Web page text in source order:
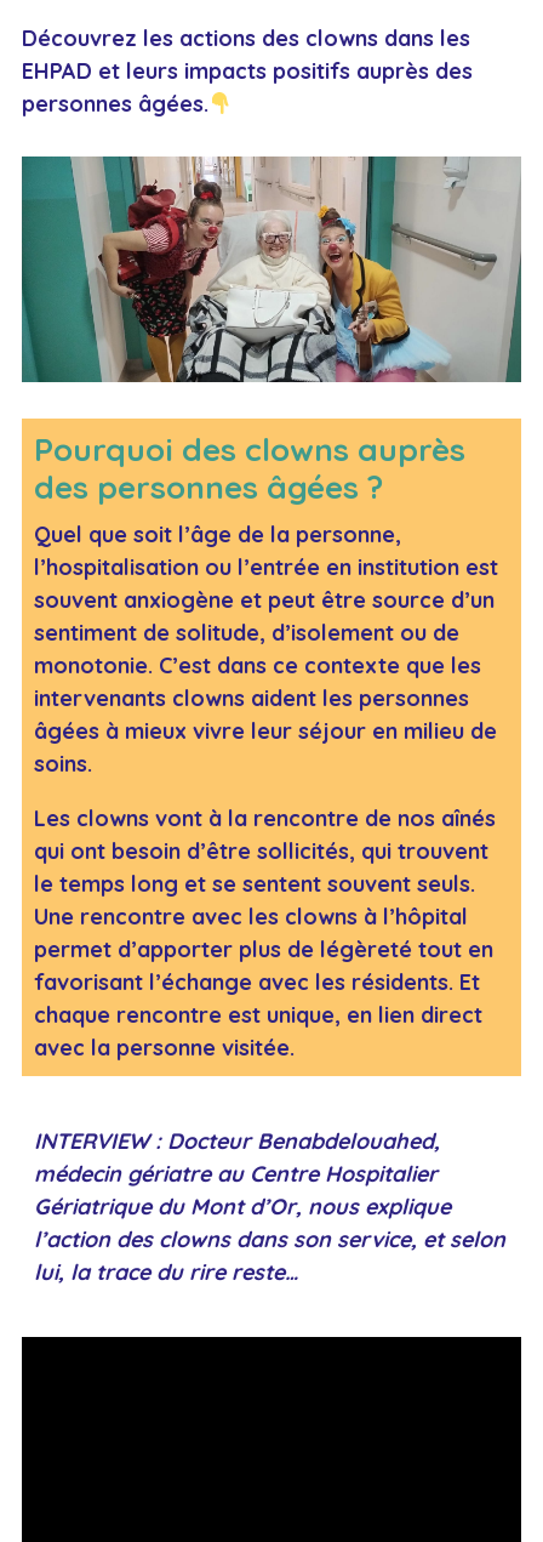
Découvrez les actions des clowns dans les
EHPAD et leurs impacts positifs auprès des
personnes âgées.
Pourquoi des clowns auprès
des personnes âgées ?
Quel que soit l’âge de la personne,
l’hospitalisation ou l’entrée en institution est
souvent anxiogène et peut être source d’un
sentiment de solitude, d’isolement ou de
monotonie. C’est dans ce contexte que les
intervenants clowns aident les personnes
âgées à mieux vivre leur séjour en milieu de
soins.
Les clowns vont à la rencontre de nos aînés
qui ont besoin d’être sollicités, qui trouvent
le temps long et se sentent souvent seuls.
Une rencontre avec les clowns à l’hôpital
permet d’apporter plus de légèreté tout en
favorisant l’échange avec les résidents. Et
chaque rencontre est unique, en lien direct
avec la personne visitée.
INTERVIEW : Docteur Benabdelouahed,
médecin gériatre au Centre Hospitalier
Gériatrique du Mont d’Or, nous explique
l’action des clowns dans son service, et selon
lui, la trace du rire reste…